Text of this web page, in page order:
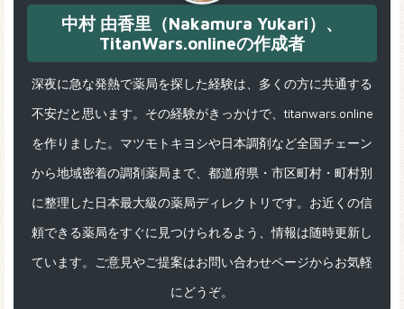
中村 由香里（Nakamura Yukari）、
TitanWars.onlineの作成者
深夜に急な発熱で薬局を探した経験は、多くの方に共通する
不安だと思います。その経験がきっかけで、titanwars.online
を作りました。マツモトキヨシや日本調剤など全国チェーン
から地域密着の調剤薬局まで、都道府県・市区町村・町村別
に整理した日本最大級の薬局ディレクトリです。お近くの信
頼できる薬局をすぐに見つけられるよう、情報は随時更新し
ています。ご意見やご提案はお問い合わせページからお気軽
にどうぞ。